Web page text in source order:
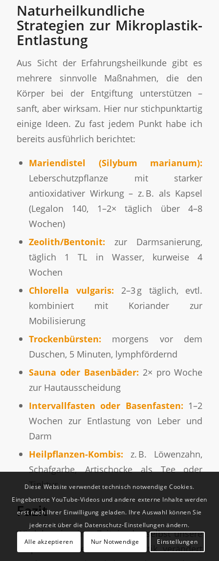
Naturheilkundliche
Strategien zur Mikroplastik-
Entlastung
Aus Sicht der Erfahrungsheilkunde gibt es
mehrere sinnvolle Maßnahmen, die den
Körper bei der Entgiftung unterstützen –
sanft, aber wirksam. Hier nur stichpunktartig
einige Ideen. Zu fast jedem Punkt habe ich
bereits ausführlich berichtet:
Mariendistel (Silybum marianum):
Leberschutzpflanze mit starker
antioxidativer Wirkung – z. B. als Kapsel
(Legalon 140, 1–2× täglich über 4–8
Wochen)
Zeolith/Bentonit: zur Darmsanierung,
täglich 1 TL in Wasser, kurweise 4
Wochen
Chlorella vulgaris: 2–3 g täglich, evtl.
kombiniert mit Koriander zur
Mobilisierung
Trockenbürsten: morgens vor dem
Duschen, 5 Minuten, lymphfördernd
Sauna oder Basenbäder: 2× pro Woche
zur Hautausscheidung
Intervallfasten oder Basenfasten: 1–2
Wochen zur Entlastung von Leber und
Darm
Heilpflanzen-Kombis: z. B. Löwenzahn,
Schafgarbe, Artischocke als Tee oder
Tinktur
Fazit
Wir leben in einer Zeit, in der selbst unsere
Körperbestandteile durch Plastik verändert
Diese Website verwendet technisch notwendige Cookies.
Eingebettete YouTube-Videos und andere externe Inhalte werden
erst nach Ihrer Einwilligung geladen. Ihre Auswahl können Sie
jederzeit über die Datenschutz-Einstellungen ändern.
Alle akzeptieren Nur Notwendige Einstellungen